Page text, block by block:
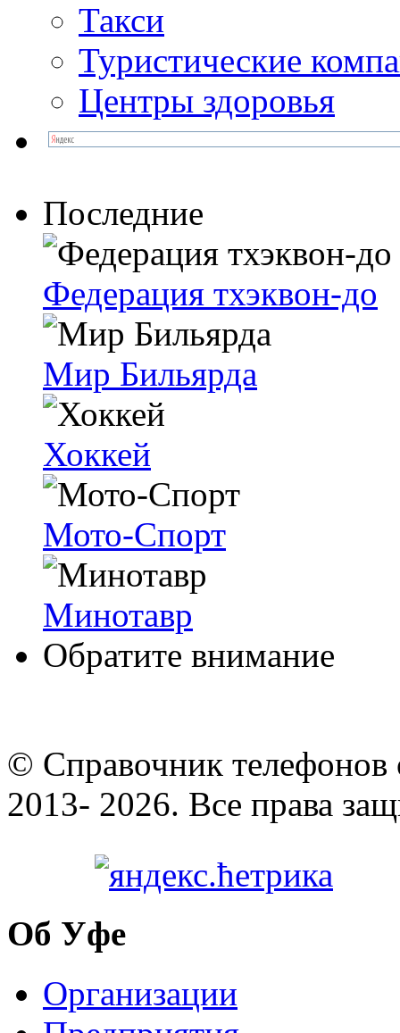
Такси
Туристические
Центры здоровья
Последние
Федерация тхэквон-до
Мир Бильярда
Хоккей
Мото-Спорт
Минотавр
Обратите внимание
© Cправочник телефонов
2013- 2026. Все права
Об Уфе
Организации